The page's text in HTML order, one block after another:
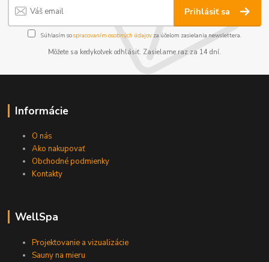
Prihlásiť sa
Súhlasím sospracovaním osobných údajov za účelom zasielania newslettera.
Môžete sa kedykoľvek odhlásiť. Zasielame raz za 14 dní.
Informácie
O nás
Ako nakupovať
Obchodné podmienky
Kontakty
WellSpa
Projektovanie a vizualizácie
Sauny na mieru